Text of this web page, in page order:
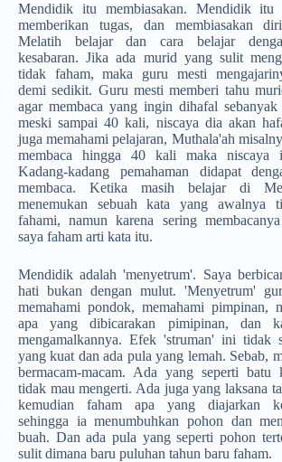
Mendidik itu membiasakan. Mendidik itu
memberikan tugas, dan membiasakan
Melatih belajar dan cara belajar
kesabaran. Jika ada murid yang sulit
tidak faham, maka guru mesti
demi sedikit. Guru mesti memberi tahu
agar membaca yang ingin dihafal
meski sampai 40 kali, niscaya dia akan
juga memahami pelajaran, Muthala'ah
membaca hingga 40 kali maka niscaya
Kadang-kadang pemahaman didapat
membaca. Ketika masih belajar di
menemukan sebuah kata yang awalnya
fahami, namun karena sering
saya faham arti kata itu.
Mendidik adalah 'menyetrum'. Saya
hati bukan dengan mulut. 'Menyetrum'
memahami pondok, memahami pimpinan,
apa yang dibicarakan pimipinan, dan
mengamalkannya. Efek 'struman' ini tidak
yang kuat dan ada pula yang lemah. Sebab,
bermacam-macam. Ada yang seperti batu
tidak mau mengerti. Ada juga yang laksana
kemudian faham apa yang diajarkan
sehingga ia menumbuhkan pohon dan
buah. Dan ada pula yang seperti pohon
sulit dimana baru puluhan tahun baru faham.